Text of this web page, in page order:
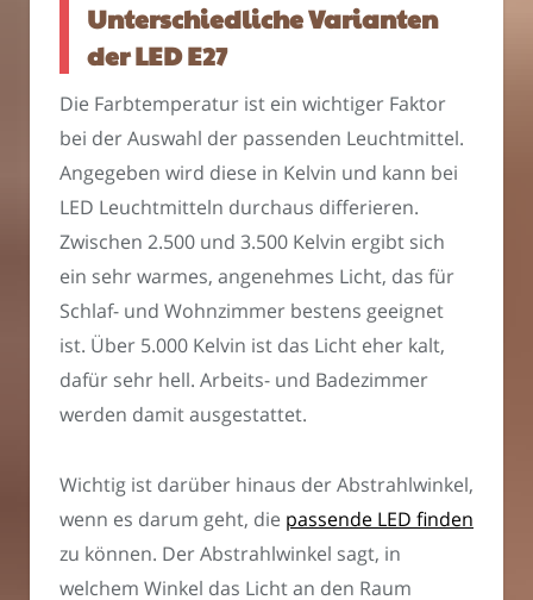
Unterschiedliche Varianten
der LED E27
Die Farbtemperatur ist ein wichtiger Faktor
bei der Auswahl der passenden Leuchtmittel.
Angegeben wird diese in Kelvin und kann bei
LED Leuchtmitteln durchaus differieren.
Zwischen 2.500 und 3.500 Kelvin ergibt sich
ein sehr warmes, angenehmes Licht, das für
Schlaf- und Wohnzimmer bestens geeignet
ist. Über 5.000 Kelvin ist das Licht eher kalt,
dafür sehr hell. Arbeits- und Badezimmer
werden damit ausgestattet.
Wichtig ist darüber hinaus der Abstrahlwinkel,
wenn es darum geht, die passende LED finden
zu können. Der Abstrahlwinkel sagt, in
welchem Winkel das Licht an den Raum